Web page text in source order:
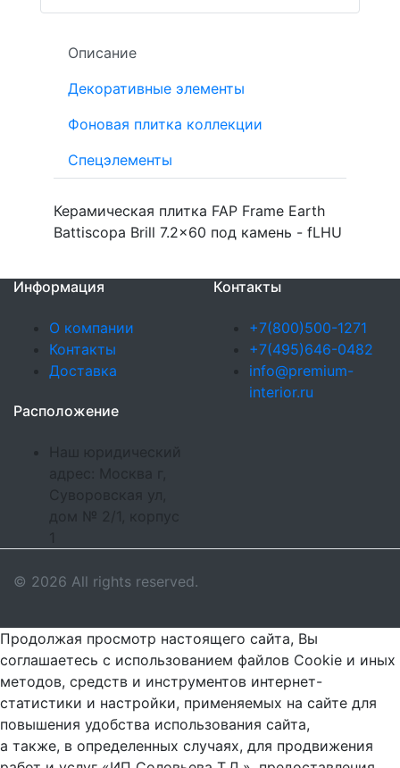
Описание
Декоративные элементы
Фоновая плитка коллекции
Спецэлементы
Керамическая плитка FAP Frame Earth
Battiscopa Brill 7.2x60 под камень - fLHU
Информация
О компании
Контакты
Доставка
Контакты
+7(800)500-1271
+7(495)646-0482
info@premium-
interior.ru
Расположение
Наш юридический
адрес: Москва г,
Суворовская ул,
дом № 2/1, корпус
© 2026 All rights reserved.
Продолжая просмотр настоящего сайта, Вы
соглашаетесь с использованием файлов Cookie и иных
методов, средств и инструментов интернет-
статистики и настройки, применяемых на сайте для
повышения удобства использования сайта,
а также, в определенных случаях, для продвижения